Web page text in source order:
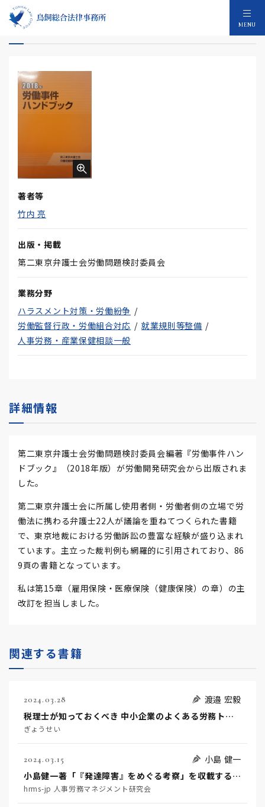
MENU
労働事件ハンドブック（共著）
著者等
竹内 亮
出版・掲載
第二東京弁護士会労働問題検討委員会
業務分野
ハラスメント対策・労働紛争
労働監督行政・労働組合対応
就業規則等整備
人事労務・産業保健相談一般
詳細情報
第二東京弁護士会労働問題検討委員会編著『労働事件ハン
ドブック』（2018年版）が労働開発研究会から出版されま
した。
第二東京弁護士会に所属し使用者側・労働者側の立場で労
働法に携わる弁護士22人が議論を重ねてつくられた書籍
で、東京地裁における労働訴訟の豊富な経験が盛り込まれ
ています。主立った裁判例も網羅的に引用されており、86
9頁の書籍となっています。
私は第15章（雇用保険・医療保険（健康保険）の章）の主
改訂を担当しました。
関連する書籍
2024.03.28
渡邉 宏毅
税理士が知っておくべき 中小企業のよくある労務トラブル解決事例
ぎょうせい
2024.03.15
小島 健一
小島健一著「『発達障害』をめぐる考察」を収載する「医療・介護・福祉の働き方改革・論考集」が発刊されました
hrms-jp 人事労務マネジメント研究会